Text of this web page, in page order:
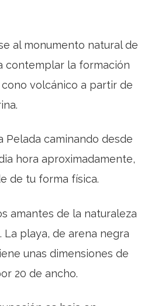
al monumento natural de
contemplar la formación
volcánico a partir de
Pelada caminando desde
hora aproximadamente,
de tu forma física.
amantes de la naturaleza
La playa, de arena negra
unas dimensiones de
20 de ancho.